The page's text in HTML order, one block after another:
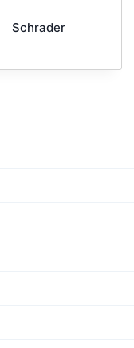
Schrader